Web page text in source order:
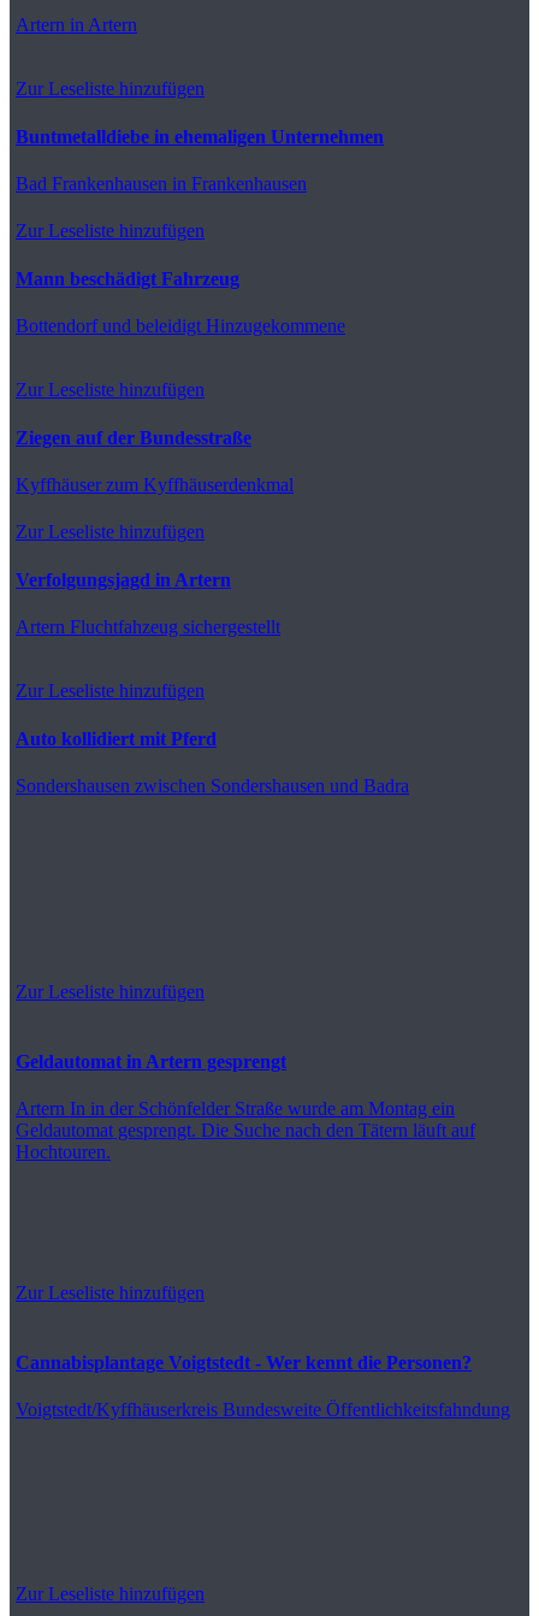
Artern in Artern
Zur Leseliste hinzufügen
Buntmetalldiebe in ehemaligen Unternehmen
Bad Frankenhausen in Frankenhausen
Zur Leseliste hinzufügen
Mann beschädigt Fahrzeug
Bottendorfund beleidigt Hinzugekommene
Zur Leseliste hinzufügen
Ziegen auf der Bundesstraße
Kyffhäuserzum Kyffhäuserdenkmal
Zur Leseliste hinzufügen
Verfolgungsjagd in Artern
Artern Fluchtfahzeug sichergestellt
Zur Leseliste hinzufügen
Auto kollidiert mit Pferd
Sondershausen zwischen Sondershausen und Badra
Zur Leseliste hinzufügen
Geldautomat in Artern gesprengt
Artern In in der Schönfelder Straße wurde am Montag ein
Geldautomat gesprengt. Die Suche nach den Tätern läuft auf
Hochtouren.
Zur Leseliste hinzufügen
Cannabisplantage Voigtstedt - Wer kennt die Personen?
Voigtstedt/Kyffhäuserkreis Bundesweite Öffentlichkeitsfahndung
Zur Leseliste hinzufügen